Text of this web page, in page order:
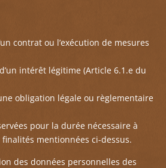
contrat ou l’exécution de mesures
intérêt légitime (Article 6.1.e du
obligation légale ou règlementaire
pour la durée nécessaire à
finalités mentionnées ci-dessus.
des données personnelles des